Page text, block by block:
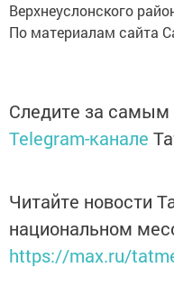
Верхнеуслонского
По материалам сайта
Следите за
Telegram-канале
Читайте новости
национальном
https://max.ru/